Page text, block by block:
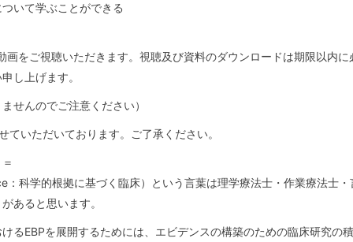
いて学ぶことができる
をご視聴いただきます。視聴及び資料のダウンロードは期限以内に
し上げます。
せんのでご注意ください）
いただいております。ご了承ください。
科学的根拠に基づく臨床）という言葉は理学療法士・作業療法士・
あると思います。
るEBPを展開するためには、エビデンスの構築のための臨床研究の